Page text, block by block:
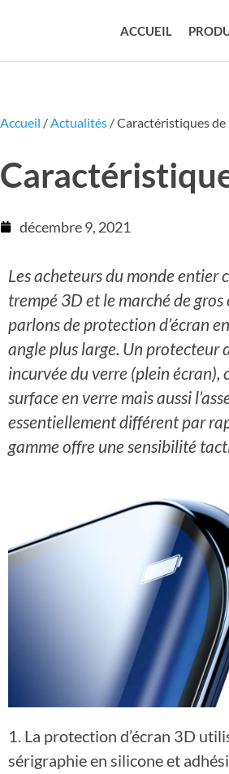
ACCUEIL
Accueil / Actualités / Caractéristiques de
décembre 9, 2021
Les acheteurs du monde entier
trempé 3D et le marché de
parlons de protection d’écran
angle plus large. Un protecteur
incurvée du verre (plein écran),
surface en verre mais aussi
essentiellement différent par
gamme offre une sensibilité
1. La protection d’écran 3D
sérigraphie en silicone et